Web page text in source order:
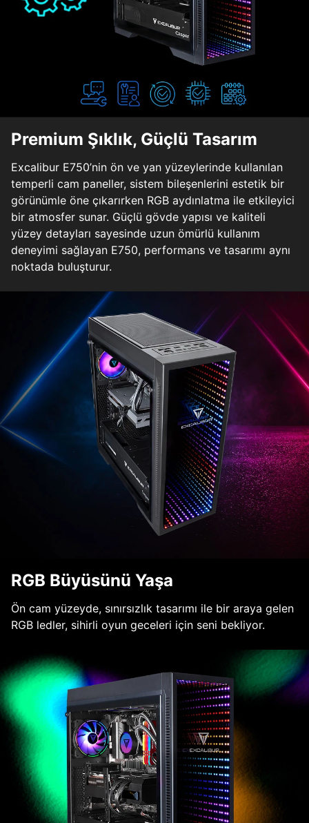
Premium Şıklık, Güçlü Tasarım
Excalibur E750’nin ön ve yan yüzeylerinde kullanılan
temperli cam paneller, sistem bileşenlerini estetik bir
görünümle öne çıkarırken RGB aydınlatma ile etkileyici
bir atmosfer sunar. Güçlü gövde yapısı ve kaliteli
yüzey detayları sayesinde uzun ömürlü kullanım
deneyimi sağlayan E750, performans ve tasarımı aynı
noktada buluşturur.
RGB Büyüsünü Yaşa
Ön cam yüzeyde, sınırsızlık tasarımı ile bir araya gelen
RGB ledler, sihirli oyun geceleri için seni bekliyor.